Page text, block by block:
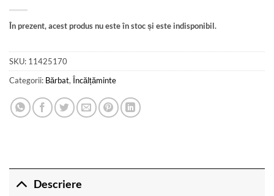
În prezent, acest produs nu este în stoc și este indisponibil.
SKU: 11425170
Categorii: Bărbat, Încălțăminte
Descriere